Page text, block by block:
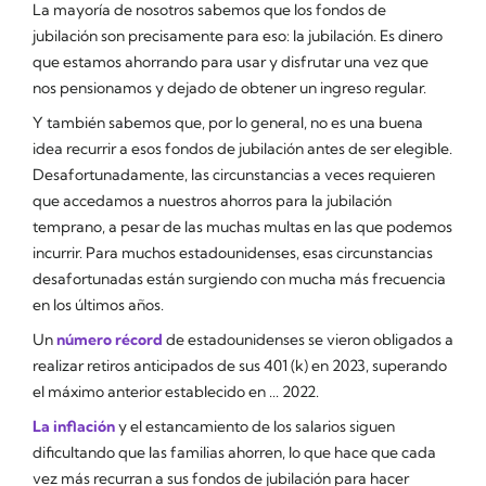
La mayoría de nosotros sabemos que los fondos de
jubilación son precisamente para eso: la jubilación. Es dinero
que estamos ahorrando para usar y disfrutar una vez que
nos pensionamos y dejado de obtener un ingreso regular.
Y también sabemos que, por lo general, no es una buena
idea recurrir a esos fondos de jubilación antes de ser elegible.
Desafortunadamente, las circunstancias a veces requieren
que accedamos a nuestros ahorros para la jubilación
temprano, a pesar de las muchas multas en las que podemos
incurrir. Para muchos estadounidenses, esas circunstancias
desafortunadas están surgiendo con mucha más frecuencia
en los últimos años.
Unnúmero récord de estadounidenses se vieron obligados a
realizar retiros anticipados de sus 401 (k) en 2023, superando
el máximo anterior establecido en ... 2022.
La inflacióny el estancamiento de los salarios siguen
dificultando que las familias ahorren, lo que hace que cada
vez más recurran a sus fondos de jubilación para hacer